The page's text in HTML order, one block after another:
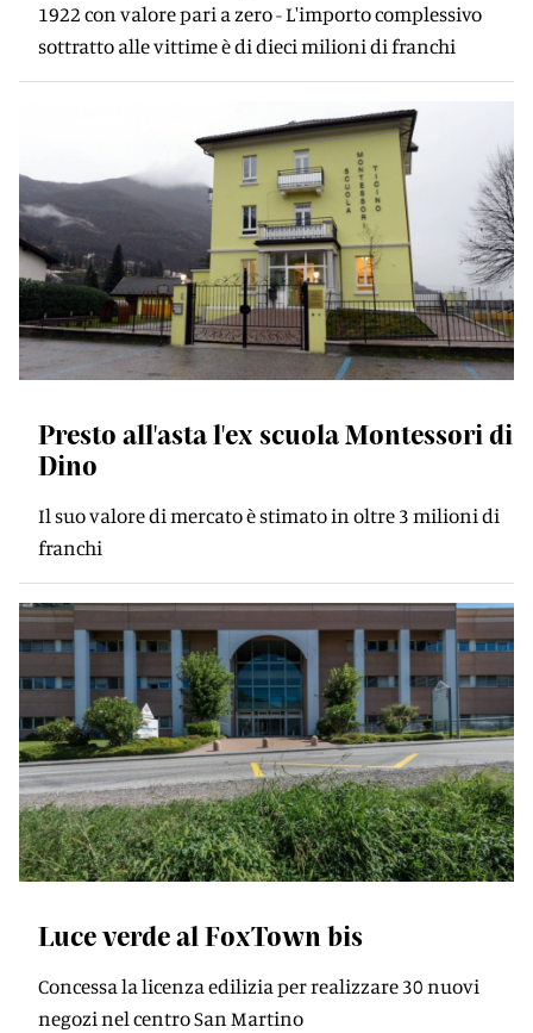
1922 con valore pari a zero - L'importo complessivo
sottratto alle vittime è di dieci milioni di franchi
Presto all'asta l'ex scuola Montessori di
Dino
Il suo valore di mercato è stimato in oltre 3 milioni di
franchi
Luce verde al FoxTown bis
Concessa la licenza edilizia per realizzare 30 nuovi
negozi nel centro San Martino